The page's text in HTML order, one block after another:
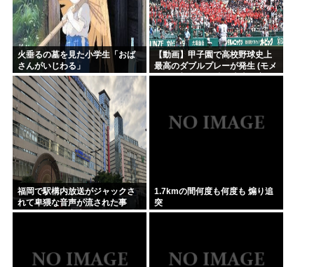
火垂るの墓を見た小学生「おば
さんがいじわる」
【動画】甲子園で高校野球史上
最高のダブルプレーが発生 (モメ
ンらの想像の25倍は史上最高)こ
福岡で駅構内放送がジャックさ
れて卑猥な音声が流された事
件、やはり元音声は動ありの動
1.7kmの間何度も何度も 煽り追
突